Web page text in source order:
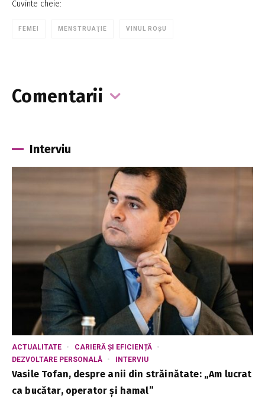
Cuvinte cheie:
FEMEI MENSTRUAŢIE VINUL ROȘU
Comentarii
Interviu
ACTUALITATE
CARIERĂ ȘI EFICIENȚĂ
DEZVOLTARE PERSONALĂ
INTERVIU
Vasile Tofan, despre anii din străinătate: „Am lucrat
ca bucătar, operator și hamal”